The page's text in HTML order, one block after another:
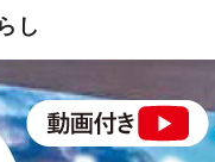
し